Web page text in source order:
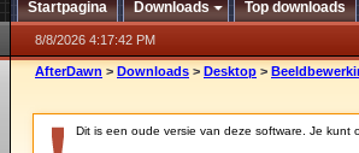
Startpagina Downloads Top downloads
8/8/2026 4:17:42 PM
AfterDawn > Downloads > Desktop >
Dit is een oude versie van deze software. Je kunt